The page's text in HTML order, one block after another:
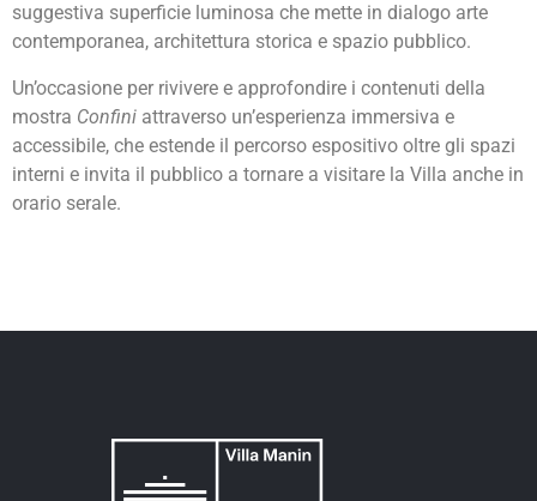
suggestiva superficie luminosa che mette in dialogo arte
contemporanea, architettura storica e spazio pubblico.
Un’occasione per rivivere e approfondire i contenuti della
mostra Confini attraverso un’esperienza immersiva e
accessibile, che estende il percorso espositivo oltre gli spazi
interni e invita il pubblico a tornare a visitare la Villa anche in
orario serale.